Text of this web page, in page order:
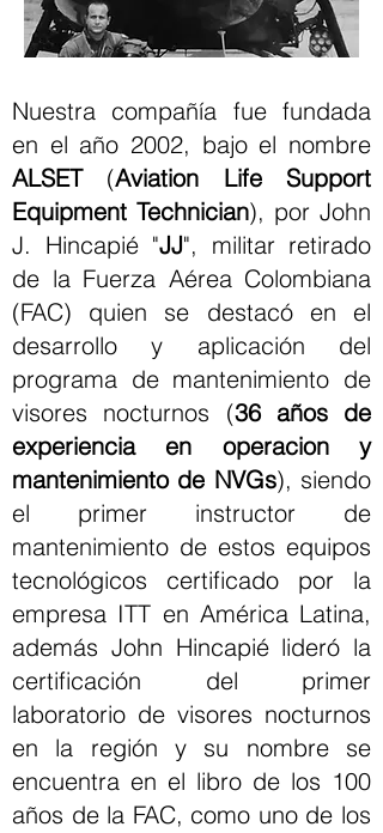
Nuestra compañía fue fundada
en el año 2002, bajo el nombre
ALSET(Aviation Life Support
Equipment Technician), por John
J. Hincapié "JJ", militar retirado
de la Fuerza Aérea Colombiana
(FAC) quien se destacó en el
desarrollo y aplicación del
programa de mantenimiento de
visores nocturnos (36 años de
experiencia en operacion y
mantenimiento de NVGs), siendo
el primer instructor de
mantenimiento de estos equipos
tecnológicos certificado por la
empresa ITT en América Latina,
además John Hincapié lideró la
certificación del primer
laboratorio de visores nocturnos
en la región y su nombre se
encuentra en el libro de los 100
años de la FAC, como uno de los